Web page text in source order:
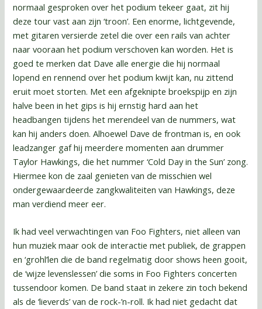
normaal gesproken over het podium tekeer gaat, zit hij
deze tour vast aan zijn ‘troon’. Een enorme, lichtgevende,
met gitaren versierde zetel die over een rails van achter
naar vooraan het podium verschoven kan worden. Het is
goed te merken dat Dave alle energie die hij normaal
lopend en rennend over het podium kwijt kan, nu zittend
eruit moet storten. Met een afgeknipte broekspijp en zijn
halve been in het gips is hij ernstig hard aan het
headbangen tijdens het merendeel van de nummers, wat
kan hij anders doen. Alhoewel Dave de frontman is, en ook
leadzanger gaf hij meerdere momenten aan drummer
Taylor Hawkings, die het nummer ‘Cold Day in the Sun’ zong.
Hiermee kon de zaal genieten van de misschien wel
ondergewaardeerde zangkwaliteiten van Hawkings, deze
man verdiend meer eer.
Ik had veel verwachtingen van Foo Fighters, niet alleen van
hun muziek maar ook de interactie met publiek, de grappen
en ‘grohl’len die de band regelmatig door shows heen gooit,
de ‘wijze levenslessen’ die soms in Foo Fighters concerten
tussendoor komen. De band staat in zekere zin toch bekend
als de ‘lieverds’ van de rock-’n-roll. Ik had niet gedacht dat